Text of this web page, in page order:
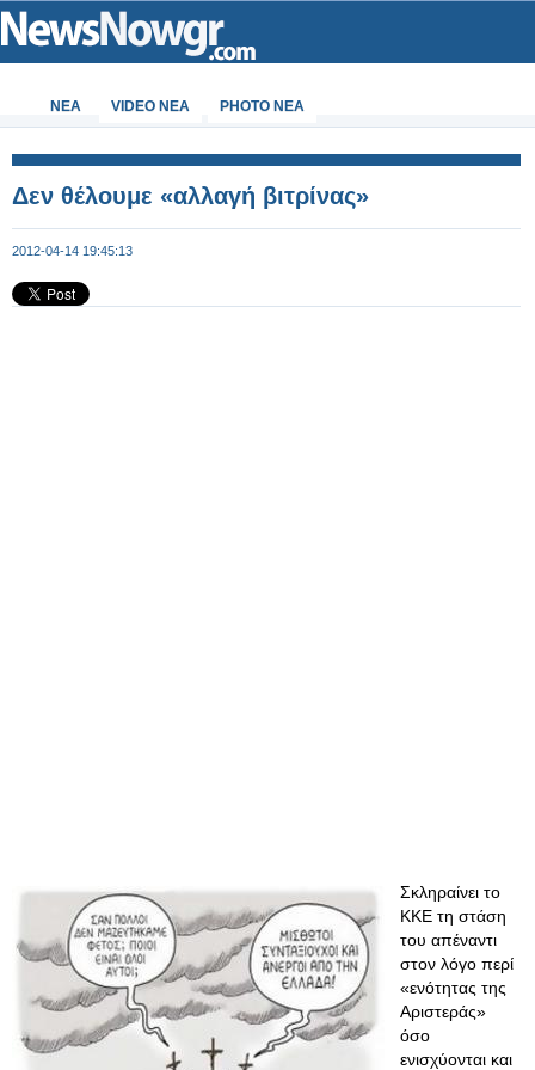
ΝΕΑ VIDEO NEA PHOTO NEA
Δεν θέλουμε «αλλαγή βιτρίνας»
2012-04-14 19:45:13
Σκληραίνει το
ΚΚΕ τη στάση
του απέναντι
στον λόγο περί
«ενότητας της
Αριστεράς»
όσο
ενισχύονται και